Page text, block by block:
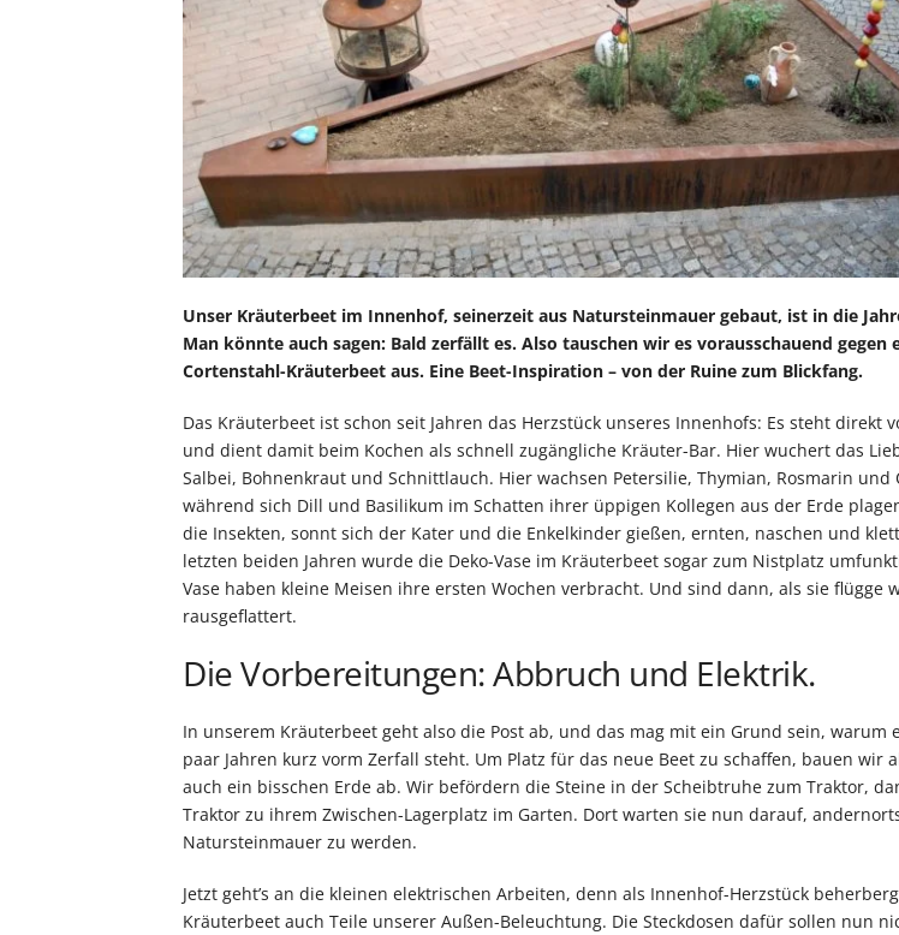
Unser Kräuterbeet im Innenhof, seinerzeit aus Natursteinmauer gebaut, ist in die
Man könnte auch sagen: Bald zerfällt es. Also tauschen wir es vorausschauend gegen
Cortenstahl-Kräuterbeet aus. Eine Beet-Inspiration – von der Ruine zum Blickfang.
Das Kräuterbeet ist schon seit Jahren das Herzstück unseres Innenhofs: Es steht direkt
und dient damit beim Kochen als schnell zugängliche Kräuter-Bar. Hier wuchert das
Salbei, Bohnenkraut und Schnittlauch. Hier wachsen Petersilie, Thymian, Rosmarin und
während sich Dill und Basilikum im Schatten ihrer üppigen Kollegen aus der Erde
die Insekten, sonnt sich der Kater und die Enkelkinder gießen, ernten, naschen und
letzten beiden Jahren wurde die Deko-Vase im Kräuterbeet sogar zum Nistplatz
Vase haben kleine Meisen ihre ersten Wochen verbracht. Und sind dann, als sie flügge
rausgeflattert.
Die Vorbereitungen: Abbruch und Elektrik.
In unserem Kräuterbeet geht also die Post ab, und das mag mit ein Grund sein, warum
paar Jahren kurz vorm Zerfall steht. Um Platz für das neue Beet zu schaffen, bauen wir
auch ein bisschen Erde ab. Wir befördern die Steine in der Scheibtruhe zum Traktor,
Traktor zu ihrem Zwischen-Lagerplatz im Garten. Dort warten sie nun darauf,
Natursteinmauer zu werden.
Jetzt geht’s an die kleinen elektrischen Arbeiten, denn als Innenhof-Herzstück
Kräuterbeet auch Teile unserer Außen-Beleuchtung. Die Steckdosen dafür sollen nun